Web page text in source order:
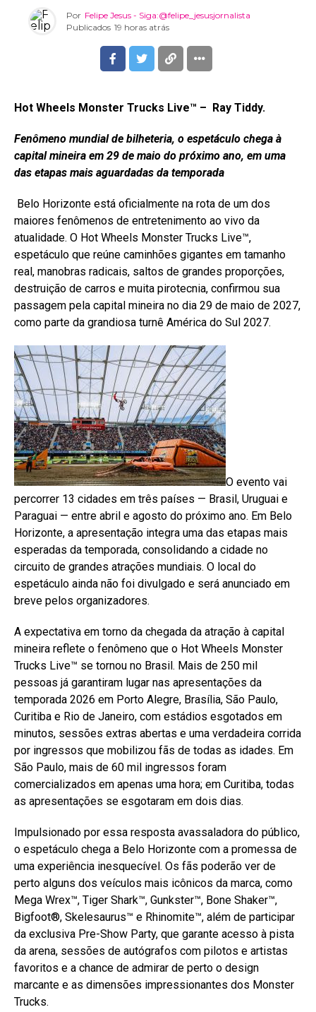
Por Felipe Jesus - Siga:@felipe_jesusjornalista
Publicados 19 horas atrás
Hot Wheels Monster Trucks Live™ – Ray Tiddy.
Fenômeno mundial de bilheteria, o espetáculo chega à
capital mineira em 29 de maio do próximo ano, em uma
das etapas mais aguardadas da temporada
Belo Horizonte está oficialmente na rota de um dos
maiores fenômenos de entretenimento ao vivo da
atualidade. O Hot Wheels Monster Trucks Live™,
espetáculo que reúne caminhões gigantes em tamanho
real, manobras radicais, saltos de grandes proporções,
destruição de carros e muita pirotecnia, confirmou sua
passagem pela capital mineira no dia 29 de maio de 2027,
como parte da grandiosa turnê América do Sul 2027.
O evento vai
percorrer 13 cidades em três países — Brasil, Uruguai e
Paraguai — entre abril e agosto do próximo ano. Em Belo
Horizonte, a apresentação integra uma das etapas mais
esperadas da temporada, consolidando a cidade no
circuito de grandes atrações mundiais. O local do
espetáculo ainda não foi divulgado e será anunciado em
breve pelos organizadores.
A expectativa em torno da chegada da atração à capital
mineira reflete o fenômeno que o Hot Wheels Monster
Trucks Live™ se tornou no Brasil. Mais de 250 mil
pessoas já garantiram lugar nas apresentações da
temporada 2026 em Porto Alegre, Brasília, São Paulo,
Curitiba e Rio de Janeiro, com estádios esgotados em
minutos, sessões extras abertas e uma verdadeira corrida
por ingressos que mobilizou fãs de todas as idades. Em
São Paulo, mais de 60 mil ingressos foram
comercializados em apenas uma hora; em Curitiba, todas
as apresentações se esgotaram em dois dias.
Impulsionado por essa resposta avassaladora do público,
o espetáculo chega a Belo Horizonte com a promessa de
uma experiência inesquecível. Os fãs poderão ver de
perto alguns dos veículos mais icônicos da marca, como
Mega Wrex™, Tiger Shark™, Gunkster™, Bone Shaker™,
Bigfoot®, Skelesaurus™ e Rhinomite™, além de participar
da exclusiva Pre-Show Party, que garante acesso à pista
da arena, sessões de autógrafos com pilotos e artistas
favoritos e a chance de admirar de perto o design
marcante e as dimensões impressionantes dos Monster
Trucks.